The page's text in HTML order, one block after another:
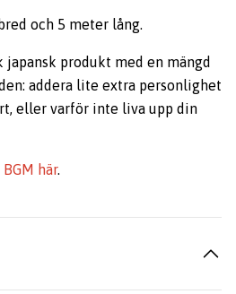
och 5 meter lång.
japansk produkt med en mängd
addera lite extra personlighet
eller varför inte liva upp din
här.